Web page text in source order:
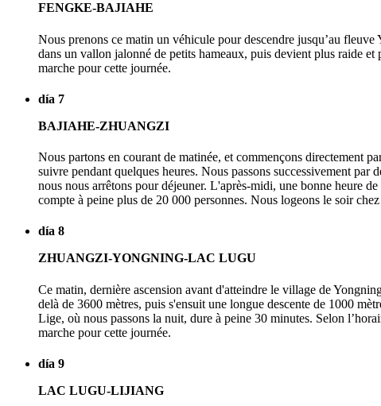
FENGKE-BAJIAHE
Nous prenons ce matin un véhicule pour descendre jusqu’au
dans un vallon jalonné de petits hameaux, puis devient plus raide
marche pour cette journée.
día 7
BAJIAHE-ZHUANGZI
Nous partons en courant de matinée, et commençons directement
suivre pendant quelques heures. Nous passons successivement
nous nous arrêtons pour déjeuner. L'après-midi, une bonne heure
compte à peine plus de 20 000 personnes. Nous logeons le soir
día 8
ZHUANGZI-YONGNING-LAC LUGU
Ce matin, dernière ascension avant d'atteindre le village de
delà de 3600 mètres, puis s'ensuit une longue descente de 1000
Lige, où nous passons la nuit, dure à peine 30 minutes. Selon
marche pour cette journée.
día 9
LAC LUGU-LIJIANG